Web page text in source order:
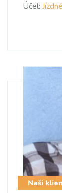
Účel:
Naši